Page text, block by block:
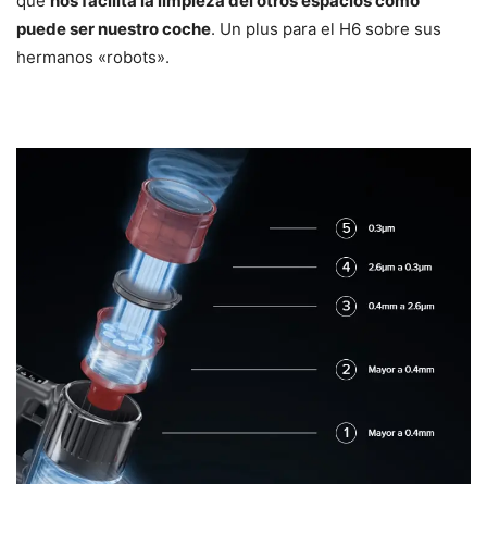
puede ser nuestro coche. Un plus para el H6 sobre sus
hermanos «robots».